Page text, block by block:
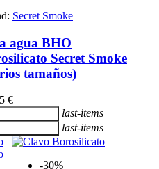
Secret Smoke
agua BHO
Secret Smoke
tamaños)
€
last-items
last-items
-30%